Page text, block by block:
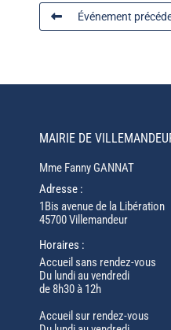
Événement
MAIRIE DE
Mme Fanny GANNAT
Adresse :
1Bis avenue de la Libération
45700 Villemandeur
Horaires :
Accueil sans rendez-vous
Du lundi au vendredi
de 8h30 à 12h
Accueil sur rendez-vous